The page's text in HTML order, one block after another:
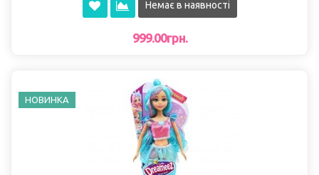
Немає в наявності
999.00грн.
НОВИНКА